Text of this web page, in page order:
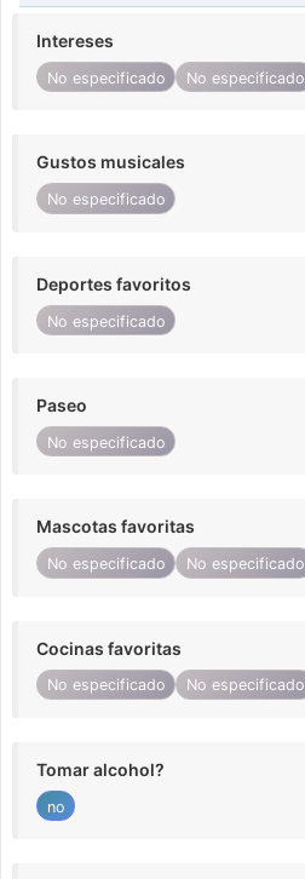
Intereses
No especificado No especificado
Gustos musicales
No especificado
Deportes favoritos
No especificado
Paseo
No especificado
Mascotas favoritas
No especificado No especificado
Cocinas favoritas
No especificado No especificado
Tomar alcohol?
no